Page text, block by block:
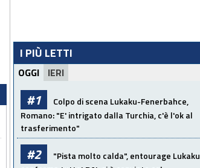
I PIÙ LETTI
OGGI IERI
#1
Colpo di scena Lukaku-Fenerbahce,
Romano: "E' intrigato dalla Turchia, c'è l'ok al
trasferimento"
#2
"Pista molto calda", entourage Lukaku